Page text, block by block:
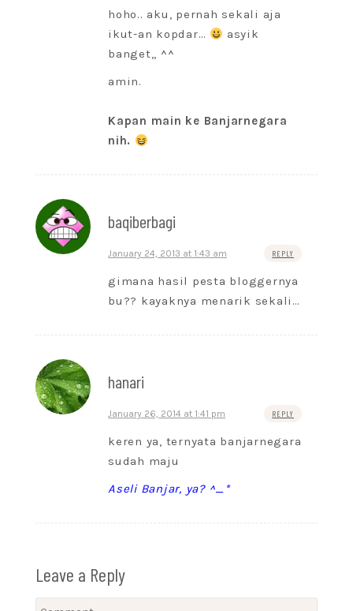
hoho.. aku, pernah sekali aja
ikut-an kopdar…
asyik
banget,, ^^
amin.
Kapan main ke Banjarnegara
nih.
baqiberbagi
January 24, 2013 at 1:43 am REPLY
gimana hasil pesta bloggernya
bu?? kayaknya menarik sekali…
hanari
January 26, 2014 at 1:41 pm REPLY
keren ya, ternyata banjarnegara
sudah maju
Aseli Banjar, ya? ^_*
Leave a Reply